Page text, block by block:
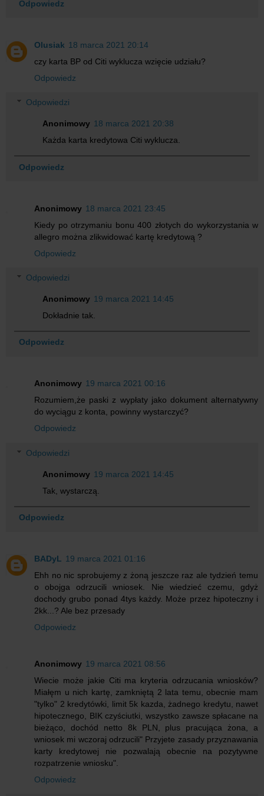
Odpowiedz
Olusiak 18 marca 2021 20:14
czy karta BP od Citi wyklucza wzięcie udziału?
Odpowiedz
Odpowiedzi
Anonimowy 18 marca 2021 20:38
Każda karta kredytowa Citi wyklucza.
Odpowiedz
Anonimowy 18 marca 2021 23:45
Kiedy po otrzymaniu bonu 400 złotych do wykorzystania w
allegro można zlikwidować kartę kredytową ?
Odpowiedz
Odpowiedzi
Anonimowy 19 marca 2021 14:45
Dokładnie tak.
Odpowiedz
Anonimowy 19 marca 2021 00:16
Rozumiem,że paski z wypłaty jako dokument alternatywny
do wyciągu z konta, powinny wystarczyć?
Odpowiedz
Odpowiedzi
Anonimowy 19 marca 2021 14:45
Tak, wystarczą.
Odpowiedz
BADyL 19 marca 2021 01:16
Ehh no nic sprobujemy z żoną jeszcze raz ale tydzień temu
o obojga odrzucili wniosek. Nie wiedzieć czemu, gdyż
dochody grubo ponad 4tys każdy. Może przez hipoteczny i
2kk...? Ale bez przesady
Odpowiedz
Anonimowy 19 marca 2021 08:56
Wiecie może jakie Citi ma kryteria odrzucania wniosków?
Miałęm u nich kartę, zamkniętą 2 lata temu, obecnie mam
"tylko" 2 kredytówki, limit 5k kazda, żadnego kredytu, nawet
hipotecznego, BIK czyściutki, wszystko zawsze spłacane na
bieżąco, dochód netto 8k PLN, plus pracująca żona, a
wniosek mi wczoraj odrzucili" Przyjete zasady przyznawania
karty kredytowej nie pozwalają obecnie na pozytywne
rozpatrzenie wniosku".
Odpowiedz